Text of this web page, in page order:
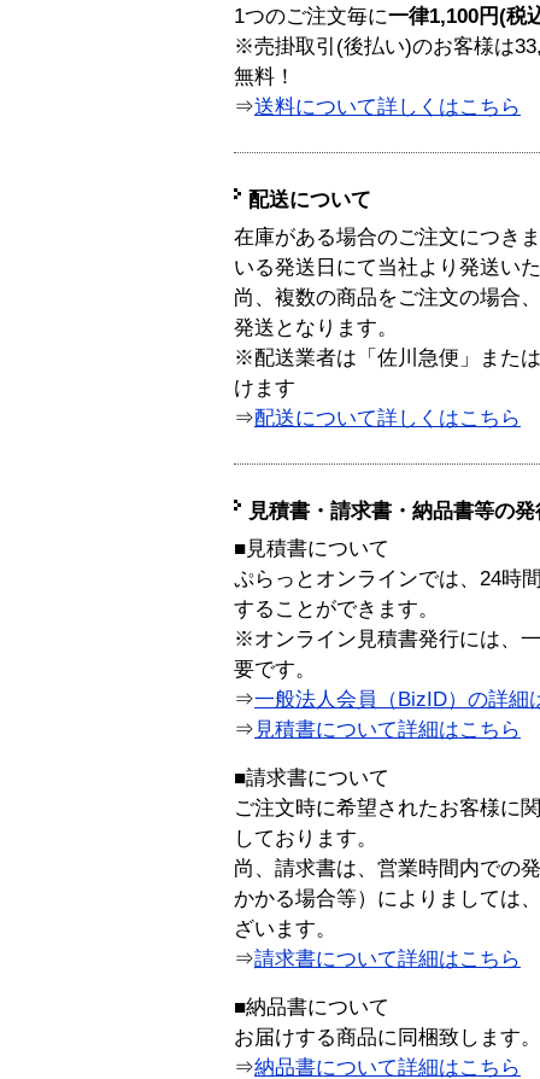
1つのご注文毎に一律1,100円(税
※売掛取引(後払い)のお客様は
無料！
⇒送料について詳しくはこちら
配送について
在庫がある場合のご注文につき
いる発送日にて当社より発送い
尚、複数の商品をご注文の場合
発送となります。
※配送業者は「佐川急便」また
けます
⇒配送について詳しくはこちら
見積書・請求書・納品書等の
■見積書について
ぷらっとオンラインでは、24時
することができます。
※オンライン見積書発行には、
要です。
⇒一般法人会員（BizID）の詳細
⇒ 見積書について詳細はこちら
■請求書について
ご注文時に希望されたお客様に
しております。
尚、請求書は、営業時間内での
かかる場合等）によりましては
ざいます。
⇒請求書について詳細はこちら
■納品書について
お届けする商品に同梱致します。
⇒納品書について詳細はこちら